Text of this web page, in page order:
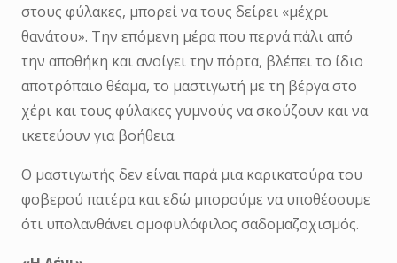
στους φύλακες, μπορεί να τους δείρει «μέχρι
θανάτου». Την επόμενη μέρα που περνά πάλι από
την αποθήκη και ανοίγει την πόρτα, βλέπει το ίδιο
αποτρόπαιο θέαμα, το μαστιγωτή με τη βέργα στο
χέρι και τους φύλακες γυμνούς να σκούζουν και να
ικετεύουν για βοήθεια.
Ο μαστιγωτής δεν είναι παρά μια καρικατούρα του
φοβερού πατέρα και εδώ μπορούμε να υποθέσουμε
ότι υπολανθάνει ομοφυλόφιλος σαδομαζοχισμός.